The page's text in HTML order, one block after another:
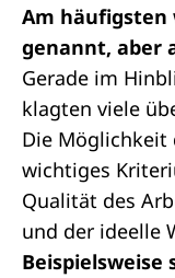
Am häufigsten
genannt, aber
Gerade im
klagten viele
Die Möglichkeit
wichtiges
Qualität des
und der ideelle
Beispielsweise